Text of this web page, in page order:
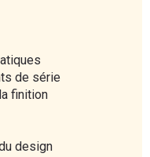
de série
finition
design